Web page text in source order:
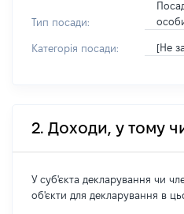
Тип посади:
Категорія посади: [Не
2. Доходи, у тому
У суб'єкта декларування чи
об'єкти для декларування в